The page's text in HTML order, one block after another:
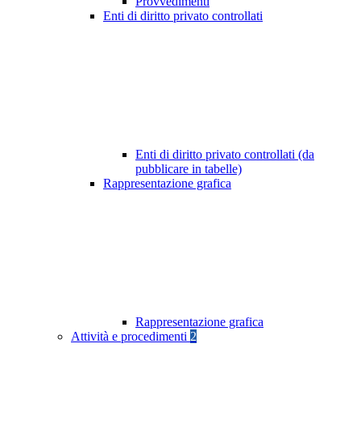
Enti di diritto privato controllati
Enti di diritto privato controllati (da
pubblicare in tabelle)
Rappresentazione grafica
Rappresentazione grafica
Attività e procedimenti 2